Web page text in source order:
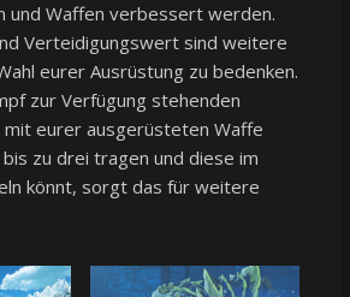
und Waffen verbessert werden.
Verteidigungswert sind weitere
eurer Ausrüstung zu bedenken.
zur Verfügung stehenden
mit eurer ausgerüsteten Waffe
zu drei tragen und diese im
könnt, sorgt das für weitere